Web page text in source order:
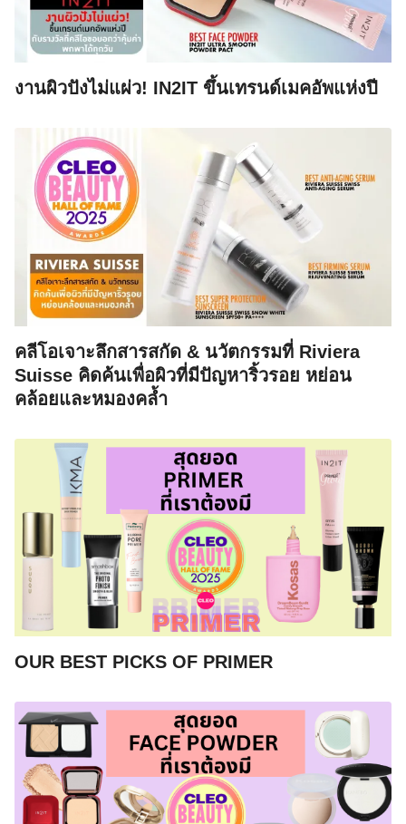
งานผิวปังไม่แผ่ว! IN2IT ขึ้นเทรนด์เมคอัพแห่งปี
คลีโอเจาะลึกสารสกัด & นวัตกรรมที่ Riviera
Suisse คิดค้นเพื่อผิวที่มีปัญหาริ้วรอย หย่อน
คล้อยและหมองคล้ำ
OUR BEST PICKS OF PRIMER